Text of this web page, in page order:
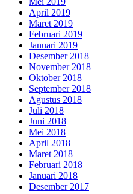
April 2019
Maret 2019
Februari 2019
Januari 2019
Desember 2018
November 2018
Oktober 2018
September 2018
Agustus 2018
Juli 2018
Juni 2018
Mei 2018
April 2018
Maret 2018
Februari 2018
Januari 2018
Desember 2017